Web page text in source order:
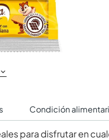
Condición
para disfrutar en